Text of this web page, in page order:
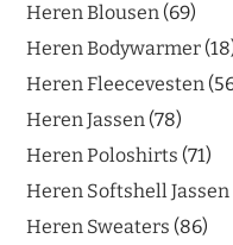
Heren Blousen 69
Heren Bodywarmer 18
Heren Fleecevesten
Heren Jassen 78
Heren Poloshirts 71
Heren Softshell Jassen
Heren Sweaters 86